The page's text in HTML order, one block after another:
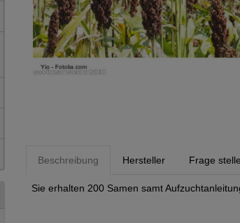
Beschreibung Hersteller Frage
Sie erhalten 200 Samen samt